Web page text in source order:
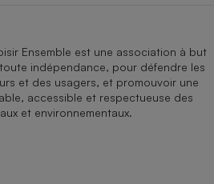
Ensemble est une association à but
indépendance, pour défendre les
et des usagers, et promouvoir une
accessible et respectueuse des
et environnementaux.